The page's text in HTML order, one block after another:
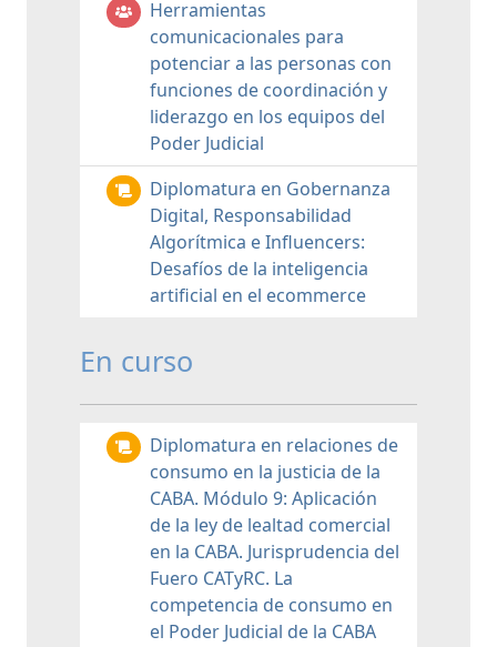
Herramientas
comunicacionales para
potenciar a las personas con
funciones de coordinación y
liderazgo en los equipos del
Poder Judicial
Diplomatura en Gobernanza
Digital, Responsabilidad
Algorítmica e Influencers:
Desafíos de la inteligencia
artificial en el ecommerce
En curso
Diplomatura en relaciones de
consumo en la justicia de la
CABA. Módulo 9: Aplicación
de la ley de lealtad comercial
en la CABA. Jurisprudencia del
Fuero CATyRC. La
competencia de consumo en
el Poder Judicial de la CABA